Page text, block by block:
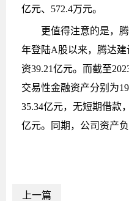
亿元、572.4万元。
更值得注意的是，
年登陆A股以来，腾达
资39.21亿元。而截至
交易性金融资产分别为
35.34亿元，无短期借款
亿元。同期，公司资产负
上一篇